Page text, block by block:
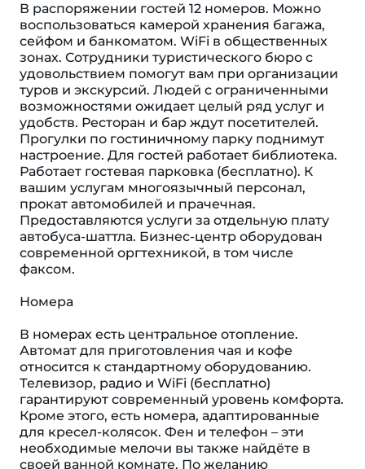
В распоряжении гостей 12 номеров. Можно
воспользоваться камерой хранения багажа,
сейфом и банкоматом. WiFi в общественных
зонах. Сотрудники туристического бюро с
удовольствием помогут вам при организации
туров и экскурсий. Людей с ограниченными
возможностями ожидает целый ряд услуг и
удобств. Ресторан и бар ждут посетителей.
Прогулки по гостиничному парку поднимут
настроение. Для гостей работает библиотека.
Работает гостевая парковка (бесплатно). К
вашим услугам многоязычный персонал,
прокат автомобилей и прачечная.
Предоставляются услуги за отдельную плату
автобуса-шаттла. Бизнес-центр оборудован
современной оргтехникой, в том числе
факсом.
Номера
В номерах есть центральное отопление.
Автомат для приготовления чая и кофе
относится к стандартному оборудованию.
Телевизор, радио и WiFi (бесплатно)
гарантируют современный уровень комфорта.
Кроме этого, есть номера, адаптированные
для кресел-колясок. Фен и телефон – эти
необходимые мелочи вы также найдёте в
своей ванной комнате. По желанию